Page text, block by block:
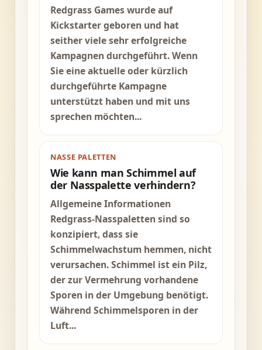
Redgrass Games wurde auf
Kickstarter geboren und hat
seither viele sehr erfolgreiche
Kampagnen durchgeführt. Wenn
Sie eine aktuelle oder kürzlich
durchgeführte Kampagne
unterstützt haben und mit uns
sprechen möchten...
NASSE PALETTEN
Wie kann man Schimmel auf
der Nasspalette verhindern?
Allgemeine Informationen
Redgrass-Nasspaletten sind so
konzipiert, dass sie
Schimmelwachstum hemmen, nicht
verursachen. Schimmel ist ein Pilz,
der zur Vermehrung vorhandene
Sporen in der Umgebung benötigt.
Während Schimmelsporen in der
Luft...